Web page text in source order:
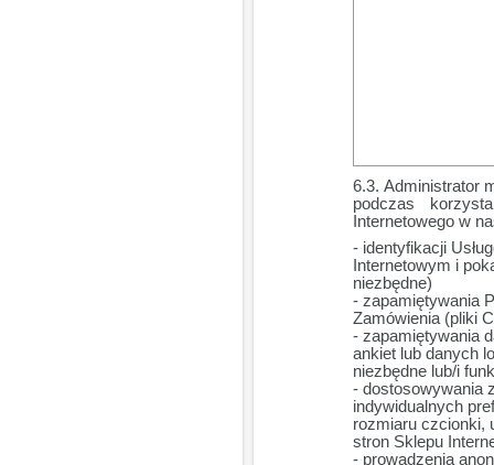
Administrator
podczas
Internetowego w
- identyfikacji
Internetowym i
niezbędne)
- zapamiętywania
Zamówienia (pliki
- zapamiętywania
ankiet lub danych
niezbędne lub/i
- dostosowywania
indywidualnych
rozmiaru czcionki,
stron Sklepu
- prowadzenia